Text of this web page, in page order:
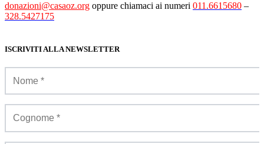
donazioni@casaoz.org oppure chiamaci ai numeri 011.6615680 –
328.5427175
ISCRIVITI ALLA NEWSLETTER